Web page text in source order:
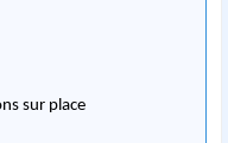
sur place